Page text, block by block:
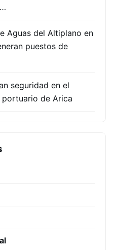
Aguas del Altiplano en
puestos de
seguridad en el
de Arica